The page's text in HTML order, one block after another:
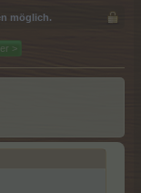
möglich.
>